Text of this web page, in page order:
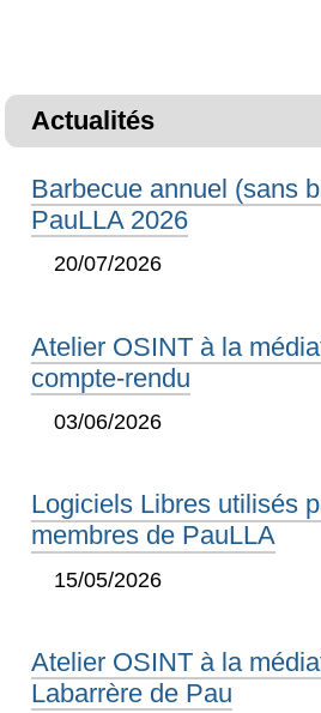
Actualités
Barbecue annuel (sans
PauLLA 2026
20/07/2026
Atelier OSINT à la
compte-rendu
03/06/2026
Logiciels Libres utilisés
membres de PauLLA
15/05/2026
Atelier OSINT à la
Labarrère de Pau